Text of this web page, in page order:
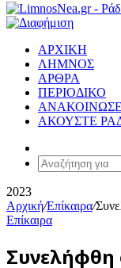
ΑΡΧΙΚΗ
ΛΗΜΝΟΣ
ΑΡΘΡΑ
ΠΕΡΙΟΔΙΚΟ
ΑΚΟΥΣΤΕ
Article
2023
Αρχική/Επίκαιρα/
Επίκαιρα
Συνελήφθη